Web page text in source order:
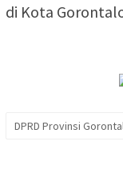
di Kota
DPRD Provinsi